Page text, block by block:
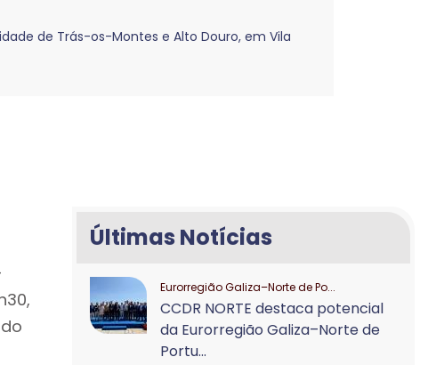
de Trás-os-Montes e Alto Douro, em Vila
Últimas Notícias
Eurorregião Galiza–Norte de Po...
CCDR NORTE destaca potencial
da Eurorregião Galiza–Norte de
Portu...